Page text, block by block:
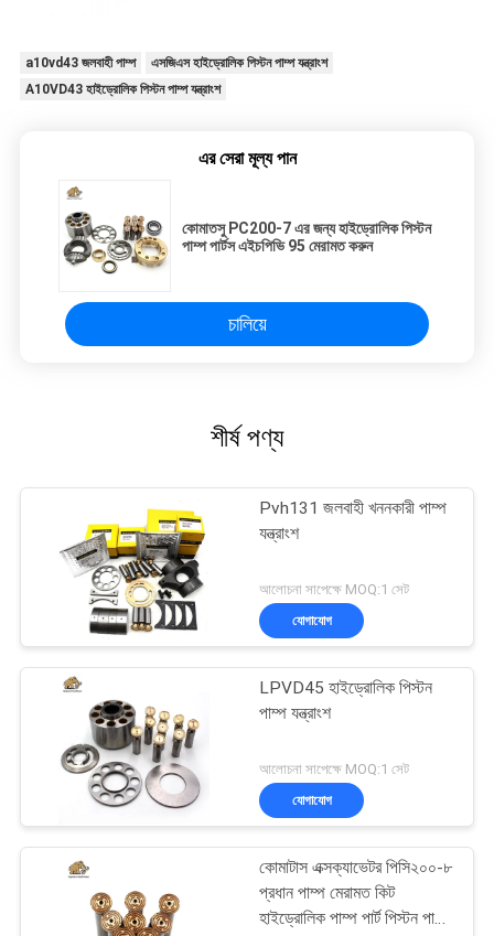
a10vd43 জলবাহী পাম্প
এসজিএস হাইড্রোলিক পিস্টন পাম্প যন্ত্রাংশ
A10VD43 হাইড্রোলিক পিস্টন পাম্প যন্ত্রাংশ
এর সেরা মূল্য পান
কোমাতসু PC200-7 এর জন্য হাইড্রোলিক পিস্টন
পাম্প পার্টস এইচপিভি 95 মেরামত করুন
চালিয়ে
শীর্ষ পণ্য
Pvh131 জলবাহী খননকারী পাম্প
যন্ত্রাংশ
আলোচনা সাপেক্ষে MOQ:1 সেট
যোগাযোগ
LPVD45 হাইড্রোলিক পিস্টন
পাম্প যন্ত্রাংশ
আলোচনা সাপেক্ষে MOQ:1 সেট
যোগাযোগ
কোমাটাস এক্সক্যাভেটর পিসি২০০-৮
প্রধান পাম্প মেরামত কিট
হাইড্রোলিক পাম্প পার্ট পিস্টন পাম্প